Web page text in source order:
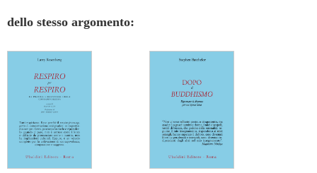
dello stesso argomento: